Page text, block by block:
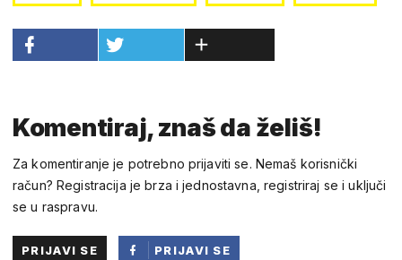
Komentiraj, znaš da želiš!
Za komentiranje je potrebno prijaviti se. Nemaš korisnički
račun? Registracija je brza i jednostavna, registriraj se i uključi
se u raspravu.
PRIJAVI SE
PRIJAVI SE